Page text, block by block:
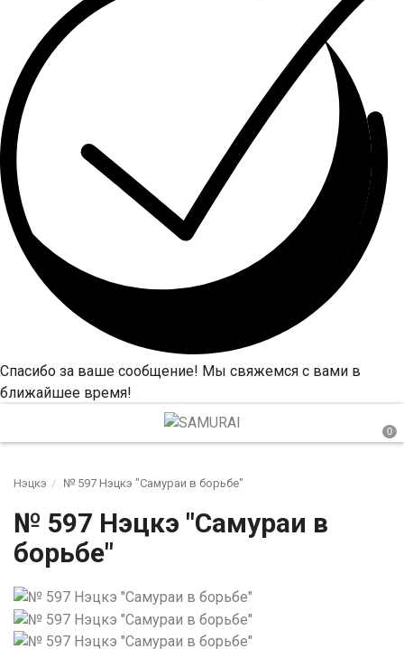
Спасибо за ваше сообщение! Мы свяжемся с вами в
ближайшее время!
Нэцкэ № 597 Нэцкэ "Самураи в борьбе"
№ 597 Нэцкэ "Самураи в
борьбе"